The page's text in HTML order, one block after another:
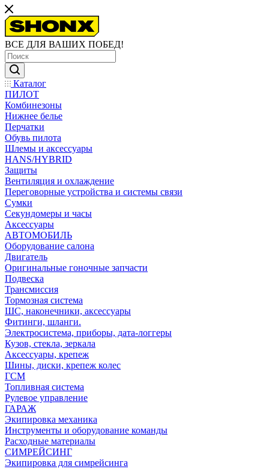
ВСЕ ДЛЯ ВАШИХ ПОБЕД!
Каталог
ПИЛОТ
Комбинезоны
Нижнее белье
Перчатки
Обувь пилота
Шлемы и аксессуары
HANS/HYBRID
Защиты
Вентиляция и охлаждение
Переговорные устройства и системы связи
Сумки
Секундомеры и часы
Аксессуары
АВТОМОБИЛЬ
Оборудование салона
Двигатель
Оригинальные гоночные запчасти
Подвеска
Трансмиссия
Тормозная система
ШС, наконечники, аксессуары
Фитинги, шланги.
Электросистема, приборы, дата-логгеры
Кузов, стекла, зеркала
Аксессуары, крепеж
Шины, диски, крепеж колес
ГСМ
Топливная система
Рулевое управление
ГАРАЖ
Экипировка механика
Инструменты и оборудование команды
Расходные материалы
СИМРЕЙСИНГ
Экипировка для симрейсинга